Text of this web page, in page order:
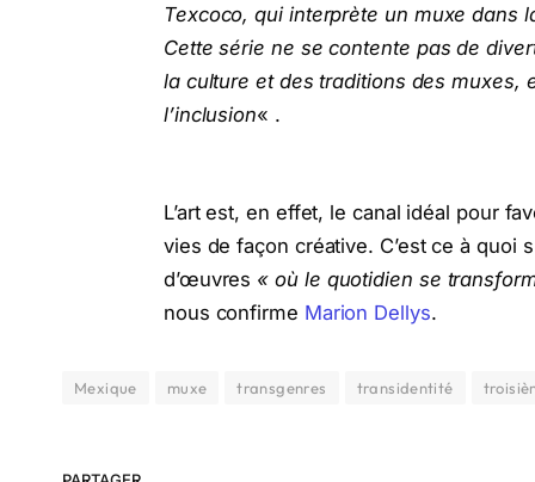
Texcoco, qui interprète un muxe dans
Cette série ne se contente pas de
la culture et des traditions des muxes,
l’inclusion« .
L’art est, en effet, le canal idéal pour
vies de façon créative. C’est ce à quoi
d’œuvres « où le quotidien se
nous confirme Marion Dellys.
Mexique muxe transgenres transidentité